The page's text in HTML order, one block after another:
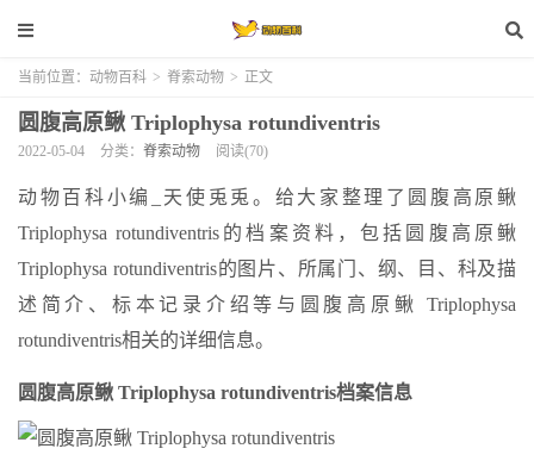
当前位置： 动物百科 > 脊索动物 > 正文
圆腹高原鳅 Triplophysa rotundiventris
2022-05-04 分类： 脊索动物 阅读(70)
动物百科小编_天使兎兎。给大家整理了圆腹高原鳅
Triplophysa rotundiventris的档案资料，包括圆腹高原鳅
Triplophysa rotundiventris的图片、所属门、纲、目、科及描
述简介、标本记录介绍等与圆腹高原鳅 Triplophysa
rotundiventris相关的详细信息。
圆腹高原鳅 Triplophysa rotundiventris档案信息